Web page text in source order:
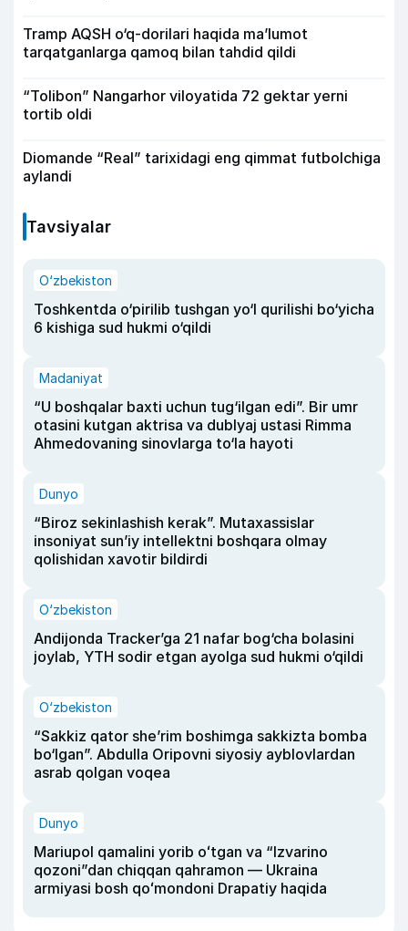
Tramp AQSH o‘q-dorilari haqida ma’lumot
tarqatganlarga qamoq bilan tahdid qildi
“Tolibon” Nangarhor viloyatida 72 gektar yerni
tortib oldi
Diomande “Real” tarixidagi eng qimmat futbolchiga
aylandi
Tavsiyalar
O‘zbekiston
Toshkentda o‘pirilib tushgan yo‘l qurilishi bo‘yicha
6 kishiga sud hukmi o‘qildi
Madaniyat
“U boshqalar baxti uchun tug‘ilgan edi”. Bir umr
otasini kutgan aktrisa va dublyaj ustasi Rimma
Ahmedovaning sinovlarga to‘la hayoti
Dunyo
“Biroz sekinlashish kerak”. Mutaxassislar
insoniyat sun’iy intellektni boshqara olmay
qolishidan xavotir bildirdi
O‘zbekiston
Andijonda Tracker’ga 21 nafar bog‘cha bolasini
joylab, YTH sodir etgan ayolga sud hukmi o‘qildi
O‘zbekiston
“Sakkiz qator she’rim boshimga sakkizta bomba
bo‘lgan”. Abdulla Oripovni siyosiy ayblovlardan
asrab qolgan voqea
Dunyo
Mariupol qamalini yorib oʻtgan va “Izvarino
qozoni”dan chiqqan qahramon — Ukraina
armiyasi bosh qoʻmondoni Drapatiy haqida